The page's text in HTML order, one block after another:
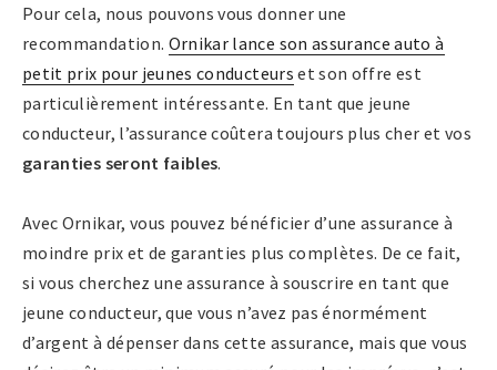
Pour cela, nous pouvons vous donner une
recommandation. Ornikar lance son assurance auto à
petit prix pour jeunes conducteurs et son offre est
particulièrement intéressante. En tant que jeune
conducteur, l’assurance coûtera toujours plus cher et vos
garanties seront faibles.
Avec Ornikar, vous pouvez bénéficier d’une assurance à
moindre prix et de garanties plus complètes. De ce fait,
si vous cherchez une assurance à souscrire en tant que
jeune conducteur, que vous n’avez pas énormément
d’argent à dépenser dans cette assurance, mais que vous